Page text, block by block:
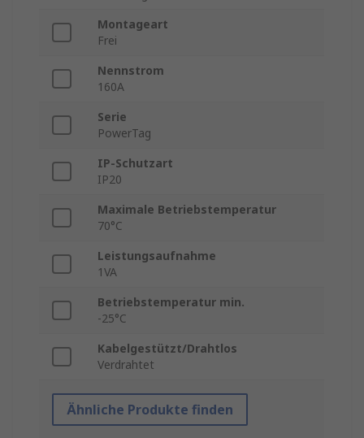
Montageart
Frei
Nennstrom
160A
Serie
PowerTag
IP-Schutzart
IP20
Maximale Betriebstemperatur
70°C
Leistungsaufnahme
1VA
Betriebstemperatur min.
-25°C
Kabelgestützt/Drahtlos
Verdrahtet
Ähnliche Produkte finden